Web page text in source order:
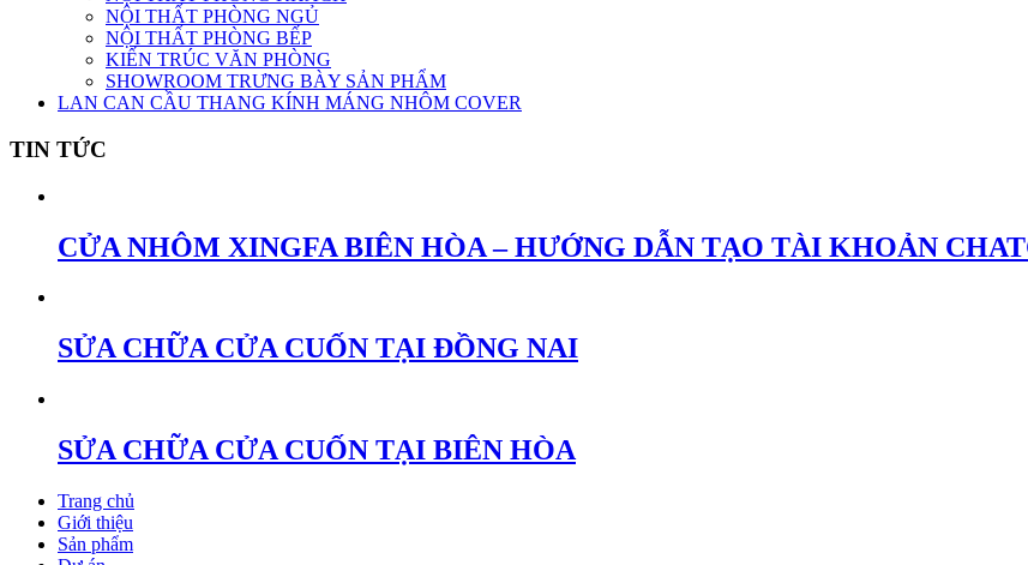
NỘI THẤT PHÒNG NGỦ
NỘI THẤT PHÒNG BẾP
KIẾN TRÚC VĂN PHÒNG
SHOWROOM TRƯNG BÀY SẢN PHẨM
LAN CAN CẦU THANG KÍNH MÁNG NHÔM COVER
TIN TỨC
CỬA NHÔM XINGFA BIÊN HÒA – HƯỚNG DẪN TẠO TÀI KHOẢN
SỬA CHỮA CỬA CUỐN TẠI ĐỒNG NAI
SỬA CHỮA CỬA CUỐN TẠI BIÊN HÒA
Trang chủ
Giới thiệu
Sản phẩm